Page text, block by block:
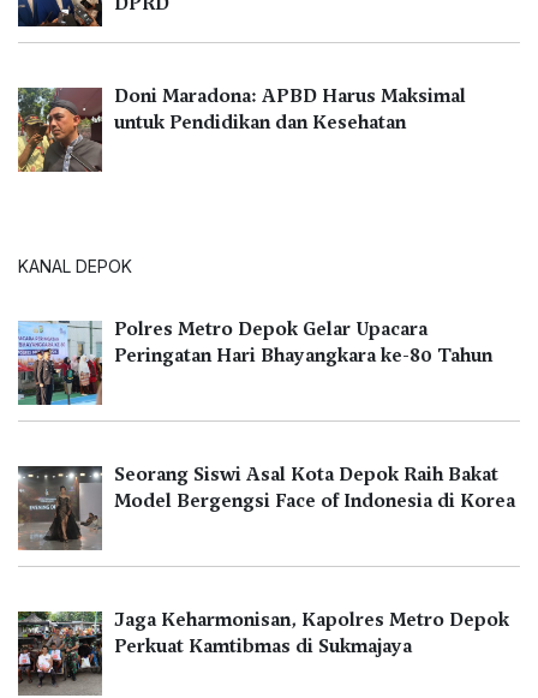
Doni Maradona: APBD Harus Maksimal
untuk Pendidikan dan Kesehatan
KANAL DEPOK
Polres Metro Depok Gelar Upacara
Peringatan Hari Bhayangkara ke-80 Tahun
Seorang Siswi Asal Kota Depok Raih Bakat
Model Bergengsi Face of Indonesia di Korea
Jaga Keharmonisan, Kapolres Metro Depok
Perkuat Kamtibmas di Sukmajaya